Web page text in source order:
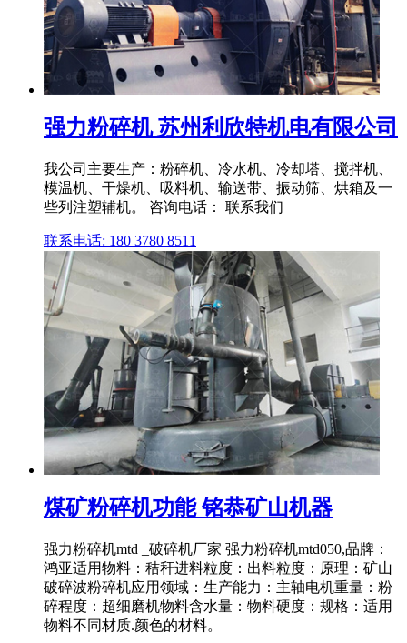
强力粉碎机 苏州利欣特机电有限公司
我公司主要生产：粉碎机、冷水机、冷却塔、搅拌机、
模温机、干燥机、吸料机、输送带、振动筛、烘箱及一
些列注塑辅机。 咨询电话： 联系我们
联系电话: 180 3780 8511
煤矿粉碎机功能 铭恭矿山机器
强力粉碎机mtd _破碎机厂家 强力粉碎机mtd050,品牌：
鸿亚适用物料：秸秆进料粒度：出料粒度：原理：矿山
破碎波粉碎机应用领域：生产能力：主轴电机重量：粉
碎程度：超细磨机物料含水量：物料硬度：规格：适用
物料不同材质.颜色的材料。